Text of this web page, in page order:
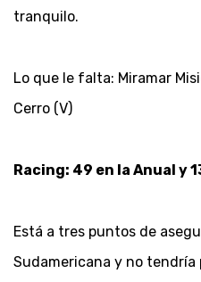
tranquilo.
Lo que le falta: Miramar
Cerro (V)
Racing: 49 en la Anual y
Está a tres puntos de
Sudamericana y no tendría